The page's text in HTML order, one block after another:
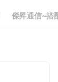
傑昇通信~搭